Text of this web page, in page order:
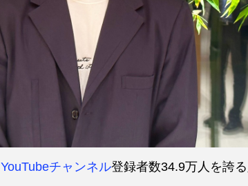
YouTubeチャンネル登録者数34.9万人を誇